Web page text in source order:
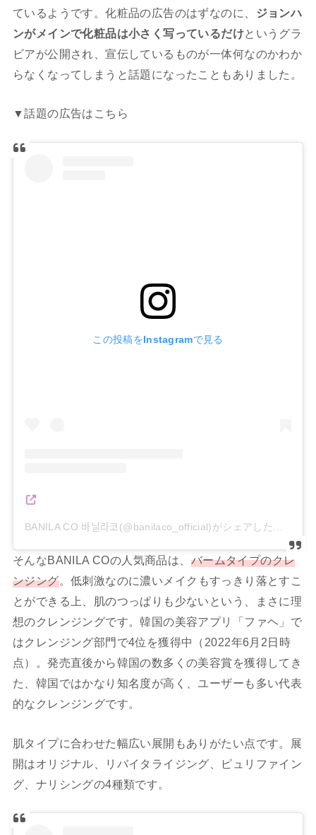
ているようです。化粧品の広告のはずなのに、 ジョンハ
ンがメインで化粧品は小さく写っているだけというグラ
ビアが公開され、宣伝しているものが一体何なのかわか
らなくなってしまうと話題になったこともありました。
▼話題の広告はこちら
この投稿をInstagramで見る
BANILA CO 바닐라코(@banilaco_official)がシェアした投稿
そんなBANILA COの人気商品は、 バームタイプのクレ
ンジング。低刺激なのに濃いメイクもすっきり落とすこ
とができる上、肌のつっぱりも少ないという、まさに理
想のクレンジングです。韓国の美容アプリ「ファヘ」で
はクレンジング部門で4位を獲得中（2022年6月2日時
点）。発売直後から韓国の数多くの美容賞を獲得してき
た、韓国ではかなり知名度が高く、ユーザーも多い代表
的なクレンジングです。
肌タイプに合わせた幅広い展開もありがたい点です。展
開はオリジナル、リバイタライジング、ピュリファイン
グ、ナリシングの4種類です。